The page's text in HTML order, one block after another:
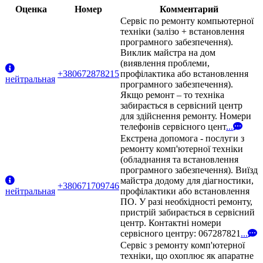
Оценка Номер Комментарий
нейтральная
+380672878215
Сервіс по ремонту компьютерної
техніки (залізо + встановлення
програмного забезпечення).
Виклик майстра на дом
(виявлення проблеми,
профілактика або встановлення
програмного забезпечення).
Якщо ремонт – то техніка
забирається в сервісний центр
для здійснення ремонту. Номери
телефонів сервісного цент...
нейтральная
+380671709746
Екстрена допомога - послуги з
ремонту комп'ютерної техніки
(обладнання та встановлення
програмного забезпечення). Виїзд
майстра додому для діагностики,
профілактики або встановлення
ПО. У разі необхідності ремонту,
пристрій забирається в сервісний
центр. Контактні номери
сервісного центру: 067287821 ...
Сервіс з ремонту комп'ютерної
техніки, що охоплює як апаратне